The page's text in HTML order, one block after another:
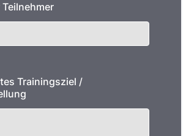
Trainingsziel /